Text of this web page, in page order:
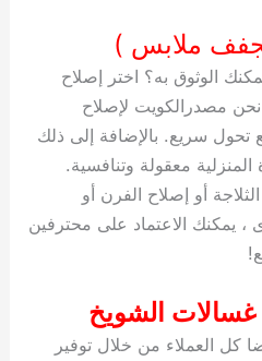
ملابس )
الوثوق به؟ اختر إصلاح
مصدرالكويت لإصلاح
تحول سريع. بالإضافة إلى ذلك
المنزلية معقولة وتنافسية.
أو إصلاح الفرن أو
، يمكنك الاعتماد على محترفين
الشويخ
كل العملاء من خلال توفير